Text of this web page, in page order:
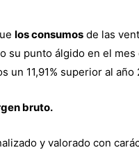
los consumos de las
su punto álgido en el
un 11,91% superior al año
bruto.
y valorado con